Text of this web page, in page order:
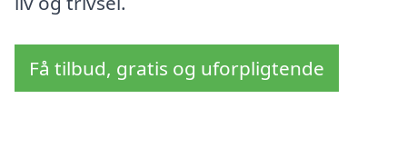
Få tilbud, gratis og uforpligtende